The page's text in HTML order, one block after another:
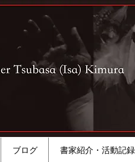
ブログ 書家紹介・活動記録